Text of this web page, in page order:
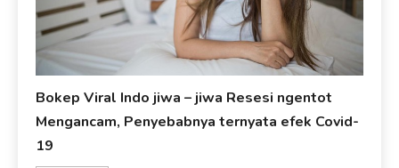
Bokep Viral Indo jiwa – jiwa Resesi ngentot
Mengancam, Penyebabnya ternyata efek Covid-
19